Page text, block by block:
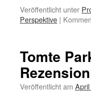
Veröffentlicht unter
Perspektive |
Tomte
Rezension
Veröffentlicht am